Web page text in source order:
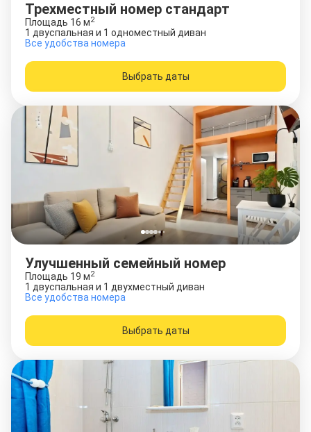
Трехместный номер стандарт
Площадь 16 м2
1 двуспальная и 1 одноместный диван
Все удобства номера
Выбрать даты
Улучшенный семейный номер
Площадь 19 м2
1 двуспальная и 1 двухместный диван
Все удобства номера
Выбрать даты